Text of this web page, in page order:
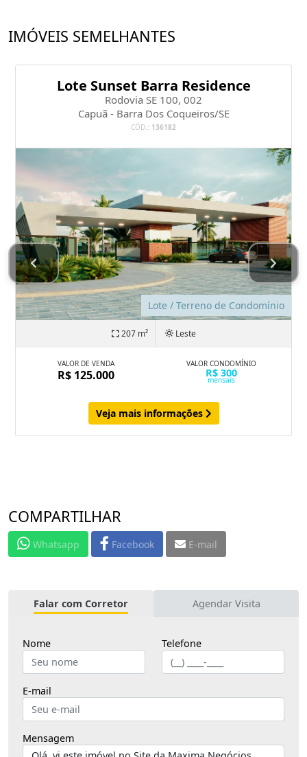
IMÓVEIS SEMELHANTES
Lote Sunset Barra Residence
Rodovia SE 100, 002
Capuã - Barra Dos Coqueiros/SE
CÓD.: 136182
Lote / Terreno de Condomínio
207 m² Leste
VALOR DE VENDA
R$ 125.000
VALOR CONDOMÍNIO
R$ 300
mensais
Veja mais informações
COMPARTILHAR
Whatsapp Facebook E-mail
Falar com Corretor Agendar Visita
Nome Telefone
E-mail
Mensagem